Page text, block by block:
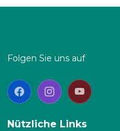
Folgen Sie uns auf
Nützliche Links